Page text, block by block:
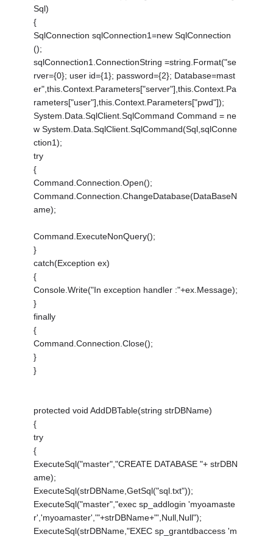
Sql)
{
SqlConnection sqlConnection1=new SqlConnection
();
sqlConnection1.ConnectionString =string.Format("se
rver={0}; user id={1}; password={2}; Database=mast
er",this.Context.Parameters["server"],this.Context.Pa
rameters["user"],this.Context.Parameters["pwd"]);
System.Data.SqlClient.SqlCommand Command = ne
w System.Data.SqlClient.SqlCommand(Sql,sqlConne
ction1);
try
{
Command.Connection.Open();
Command.Connection.ChangeDatabase(DataBaseN
ame);
Command.ExecuteNonQuery();
}
catch(Exception ex)
{
Console.Write("In exception handler :"+ex.Message);
}
finally
{
Command.Connection.Close();
}
}
protected void AddDBTable(string strDBName)
{
try
{
ExecuteSql("master","CREATE DATABASE "+ strDBN
ame);
ExecuteSql(strDBName,GetSql("sql.txt"));
ExecuteSql("master","exec sp_addlogin 'myoamaste
r','myoamaster','"+strDBName+"',Null,Null");
ExecuteSql(strDBName,"EXEC sp_grantdbaccess 'm